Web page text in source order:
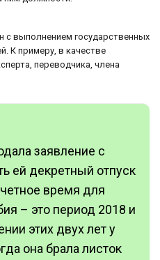
с выполнением государственных
К примеру, в качестве
переводчика, члена
заявление с
ей декретный отпуск
время для
– это период 2018 и
этих двух лет у
она брала листок